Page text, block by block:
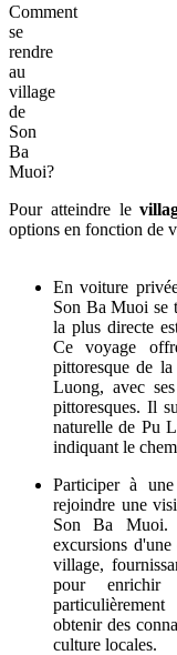
Comment
se
rendre
au
village
de
Son
Ba
Muoi?
Pour atteindre le
options en fonction de
En voiture
Son Ba Muoi se
la plus directe
Ce voyage
pittoresque de
Luong, avec
pittoresques. Il
naturelle de Pu
indiquant le
Participer à
rejoindre une
Son Ba Muoi.
excursions
village,
pour enrichir
obtenir des
culture locales.